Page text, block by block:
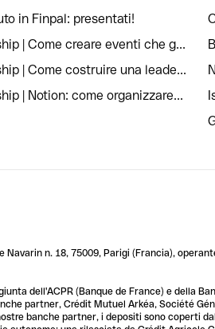
in Finpal: presentati!
| Come creare eventi che g...
| Come costruire una leade...
| Notion: come organizzare...
n. 18, 75009, Parigi (Francia),
dell'ACPR (Banque de France) e della
partner, Crédit Mutuel Arkéa, Société
banche partner, i depositi sono coperti